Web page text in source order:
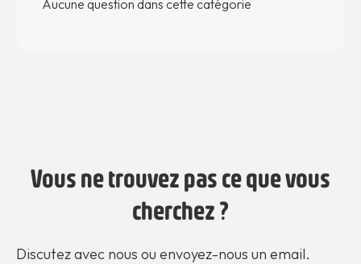
Aucune question dans cette catégorie
Vous ne trouvez pas ce que vous
cherchez ?
Discutez avec nous ou envoyez-nous un email.